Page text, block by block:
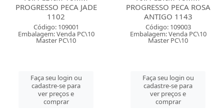
PROGRESSO PECA JADE
1102
Código: 109001
Embalagem: Venda PC\10
Master PC\10
Faça seu login ou
cadastre-se para
ver preços e
comprar
PROGRESSO PECA ROSA
ANTIGO 1143
Código: 109003
Embalagem: Venda PC\10
Master PC\10
Faça seu login ou
cadastre-se para
ver preços e
comprar